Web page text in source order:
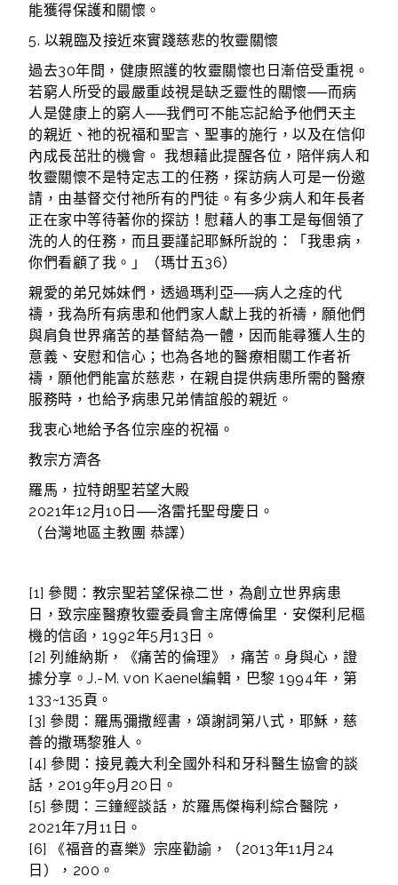
能獲得保護和關懷。
5. 以親臨及接近來實踐慈悲的牧靈關懷
過去30年間，健康照護的牧靈關懷也日漸倍受重視。
若窮人所受的最嚴重歧視是缺乏靈性的關懷──而病
人是健康上的窮人──我們可不能忘記給予他們天主
的親近、祂的祝福和聖言、聖事的施行，以及在信仰
內成長茁壯的機會。 我想藉此提醒各位，陪伴病人和
牧靈關懷不是特定志工的任務，探訪病人可是一份邀
請，由基督交付祂所有的門徒。有多少病人和年長者
正在家中等待著你的探訪！慰藉人的事工是每個領了
洗的人的任務，而且要謹記耶穌所說的：「我患病，
你們看顧了我。」（瑪廿五36）
親愛的弟兄姊妹們，透過瑪利亞──病人之痊的代
禱，我為所有病患和他們家人獻上我的祈禱，願他們
與肩負世界痛苦的基督結為一體，因而能尋獲人生的
意義、安慰和信心；也為各地的醫療相關工作者祈
禱，願他們能富於慈悲，在親自提供病患所需的醫療
服務時，也給予病患兄弟情誼般的親近。
我衷心地給予各位宗座的祝福。
教宗方濟各
羅馬，拉特朗聖若望大殿
2021年12月10日──洛雷托聖母慶日。
（台灣地區主教團 恭譯）
[1] 參閱：教宗聖若望保祿二世，為創立世界病患
日，致宗座醫療牧靈委員會主席傅倫里．安傑利尼樞
機的信函，1992年5月13日。
[2] 列維納斯，《痛苦的倫理》，痛苦。身與心，證
據分享。J.-M. von Kaenel編輯，巴黎 1994年，第
133~135頁。
[3] 參閱：羅馬彌撒經書，頌謝詞第八式，耶穌，慈
善的撒瑪黎雅人。
[4] 參閱：接見義大利全國外科和牙科醫生協會的談
話，2019年9月20日。
[5] 參閱：三鐘經談話，於羅馬傑梅利綜合醫院，
2021年7月11日。
[6] 《福音的喜樂》宗座勸諭，（2013年11月24
日），200。